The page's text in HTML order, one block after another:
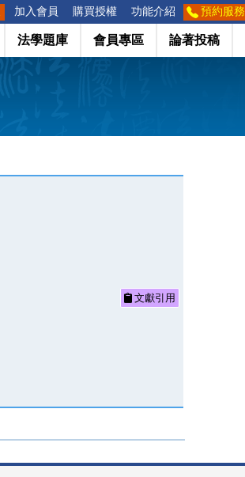
加入會員 購買授權 功能介紹 預約服務
法學題庫 會員專區 論著投稿
文獻引用